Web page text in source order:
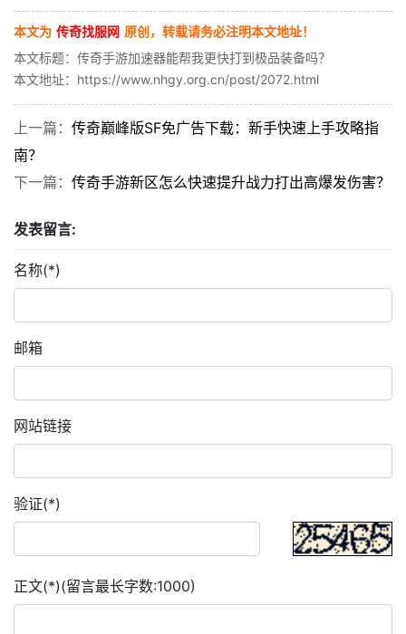
本文为 传奇找服网 原创，转载请务必注明本文地址！
本文标题：传奇手游加速器能帮我更快打到极品装备吗？
本文地址：https://www.nhgy.org.cn/post/2072.html
上一篇： 传奇巅峰版SF免广告下载：新手快速上手攻略指
南？
下一篇： 传奇手游新区怎么快速提升战力打出高爆发伤害？
发表留言:
名称(*)
邮箱
网站链接
验证(*)
正文(*)(留言最长字数:1000)